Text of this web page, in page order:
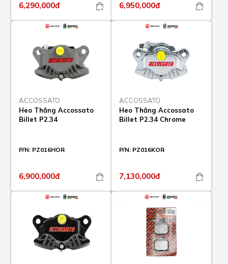
6,290,000đ 6,950,000đ
ACCOSSATO
Heo Thắng Accossato
Billet P2.34
P/N: PZ016HOR
6,900,000đ
ACCOSSATO
Heo Thắng Accossato
Billet P2.34 Chrome
P/N: PZ016KOR
7,130,000đ